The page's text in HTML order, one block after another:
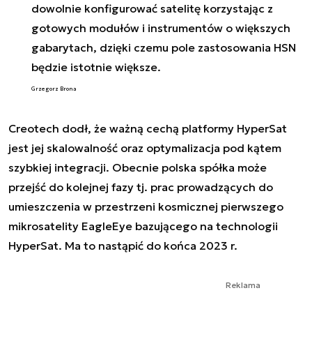
dowolnie konfigurować satelitę korzystając z
gotowych modułów i instrumentów o większych
gabarytach, dzięki czemu pole zastosowania HSN
będzie istotnie większe.
Grzegorz Brona
Creotech dodł, że ważną cechą platformy HyperSat
jest jej skalowalność oraz optymalizacja pod kątem
szybkiej integracji. Obecnie polska spółka może
przejść do kolejnej fazy tj. prac prowadzących do
umieszczenia w przestrzeni kosmicznej pierwszego
mikrosatelity EagleEye bazującego na technologii
HyperSat. Ma to nastąpić do końca 2023 r.
Reklama